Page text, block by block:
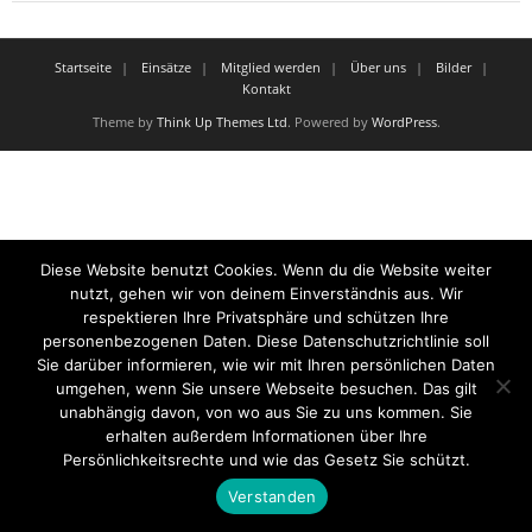
Startseite Einsätze Mitglied werden Über uns
Bilder
Kontakt
Theme by Think Up Themes Ltd. Powered by WordPress.
Diese Website benutzt Cookies. Wenn du die Website weiter
nutzt, gehen wir von deinem Einverständnis aus. Wir
respektieren Ihre Privatsphäre und schützen Ihre
personenbezogenen Daten. Diese Datenschutzrichtlinie soll
Sie darüber informieren, wie wir mit Ihren persönlichen Daten
umgehen, wenn Sie unsere Webseite besuchen. Das gilt
unabhängig davon, von wo aus Sie zu uns kommen. Sie
erhalten außerdem Informationen über Ihre
Persönlichkeitsrechte und wie das Gesetz Sie schützt.
Verstanden